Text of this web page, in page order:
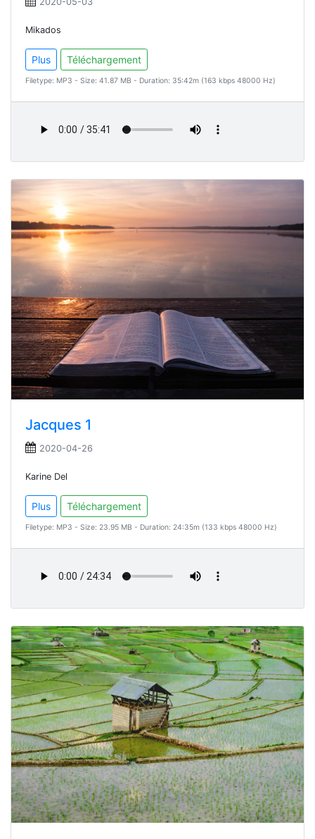
Mikados
Plus Téléchargement
Filetype: MP3 - Size: 41.87 MB - Duration: 35:42m (163 kbps 48000 Hz)
Jacques 1
2020-04-26
Karine Del
Plus Téléchargement
Filetype: MP3 - Size: 23.95 MB - Duration: 24:35m (133 kbps 48000 Hz)